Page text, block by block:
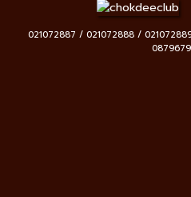
021072887 / 021072888 /